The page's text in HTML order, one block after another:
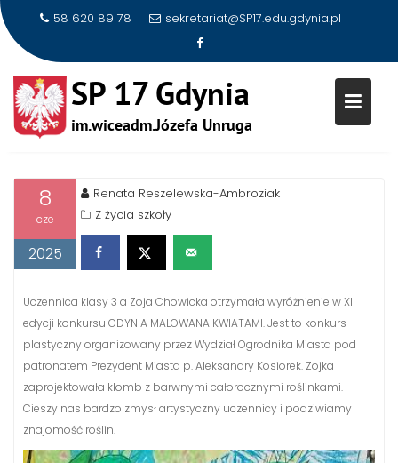
content
58 620 89 78 sekretariat@SP17.edu.gdynia.pl
WYRÓŻNIENIE W XI EDYCJI
KONKURSU GDYNIA
KWIATAMI
8
cze
2025
Renata Reszelewska-Ambroziak
Z życia szkoły
Uczennica klasy 3 a Zoja Chowicka otrzymała wyróżnienie w XI
edycji konkursu GDYNIA MALOWANA KWIATAMI. Jest to konkurs
plastyczny organizowany przez Wydział Ogrodnika Miasta pod
patronatem Prezydent Miasta p. Aleksandry Kosiorek. Zojka
zaprojektowała klomb z barwnymi całorocznymi roślinkami.
Cieszy nas bardzo zmysł artystyczny uczennicy i podziwiamy
znajomość roślin.